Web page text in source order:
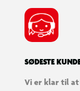
SØDESTE
Vi er klar til